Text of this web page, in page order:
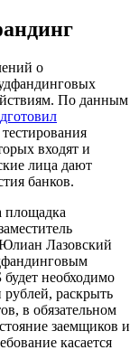
о
По данным
входят и
лица дают
банков.
площадка
Юлиан Лазовский
необходимо
раскрыть
в обязательном
заемщиков и
касается